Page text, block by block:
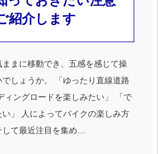
紹介します
まに移動でき、五感を感じて操
しょうか。 「ゆったり直線道路
ィングロードを楽しみたい」 「で
」 人によってバイクの楽しみ方
て最近注目を集め…